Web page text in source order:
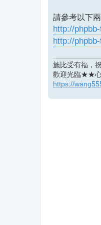
請參考以下兩
http://
http://
施比受有福，
歡迎光臨★★
https://